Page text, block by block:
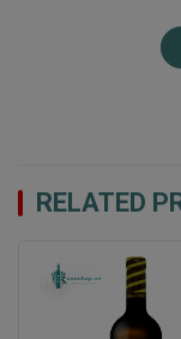
nho Amarone,
Ripasso
Nguyên Liệu –
Chai Rượu Vang
Superioređược
RELATED